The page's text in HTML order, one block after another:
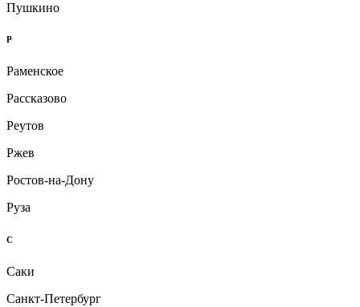
Пушкино
Р
Раменское
Рассказово
Реутов
Ржев
Ростов-на-Дону
Руза
С
Саки
Санкт-Петербург